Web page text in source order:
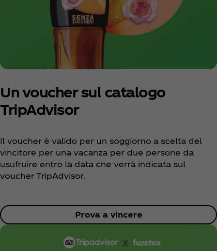
Un voucher sul catalogo
TripAdvisor
Il voucher è valido per un soggiorno a scelta del
vincitore per una vacanza per due persone da
usufruire entro la data che verrà indicata sul
voucher TripAdvisor.
Prova a vincere